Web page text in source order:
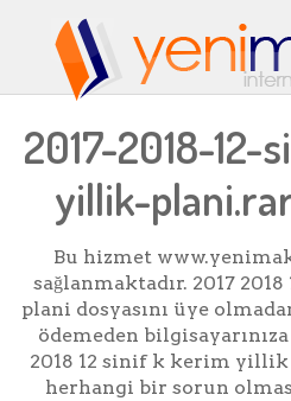
2017-2018-
yillik-
Bu hizmet
sağlanmaktadır. 2017
plani dosyasını üye
ödemeden
2018 12 sinif k kerim
herhangi bir sorun